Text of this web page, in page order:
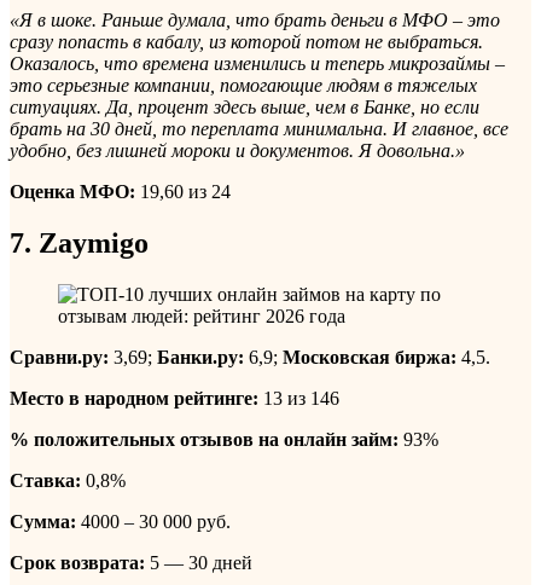
«Я в шоке. Раньше думала, что брать деньги в МФО – это
сразу попасть в кабалу, из которой потом не выбраться.
Оказалось, что времена изменились и теперь микрозаймы –
это серьезные компании, помогающие людям в тяжелых
ситуациях. Да, процент здесь выше, чем в Банке, но если
брать на 30 дней, то переплата минимальна. И главное, все
удобно, без лишней мороки и документов. Я довольна.»
Оценка МФО: 19,60 из 24
7. Zaymigo
Сравни.ру: 3,69; Банки.ру: 6,9; Московская биржа: 4,5.
Место в народном рейтинге: 13 из 146
% положительных отзывов на онлайн займ: 93%
Ставка: 0,8%
Сумма: 4000 – 30 000 руб.
Срок возврата: 5 — 30 дней